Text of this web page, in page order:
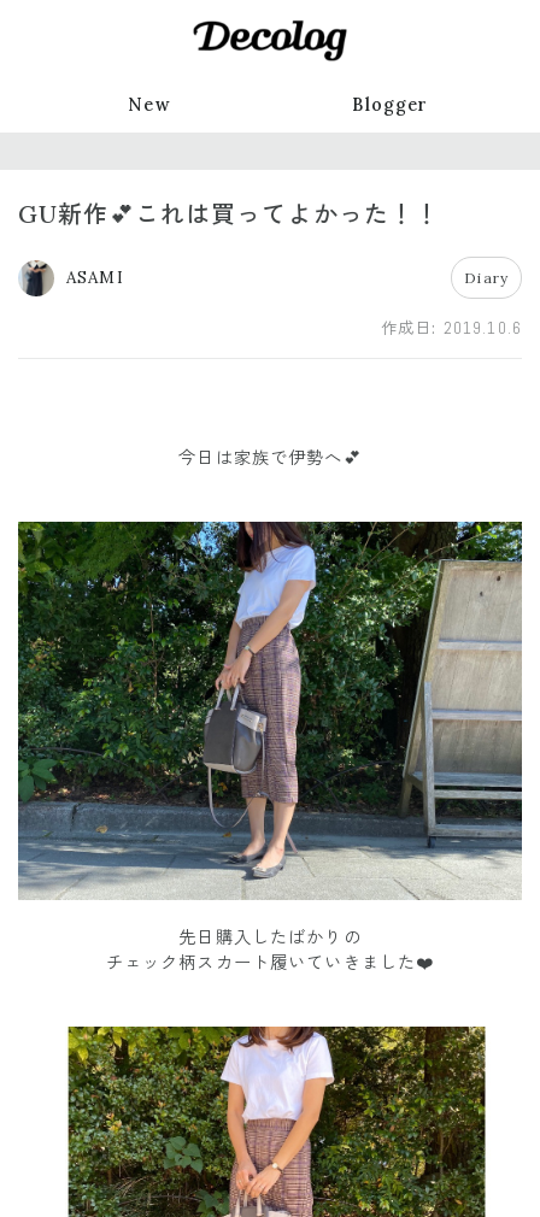
New Blogger
GU新作💕これは買ってよかった！！
ASAMI Diary
作成日: 2019.10.6
今日は家族で伊勢へ💕
先日購入したばかりの
チェック柄スカート履いていきました❤️